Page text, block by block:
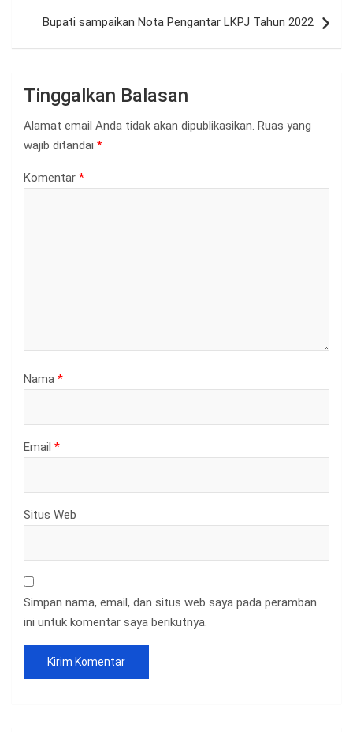
Bupati sampaikan Nota Pengantar LKPJ Tahun 2022
Tinggalkan Balasan
Alamat email Anda tidak akan dipublikasikan. Ruas yang
wajib ditandai *
Komentar *
Nama *
Email *
Situs Web
Simpan nama, email, dan situs web saya pada peramban
ini untuk komentar saya berikutnya.